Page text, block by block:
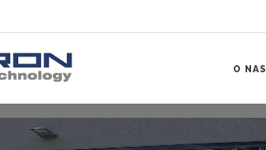
O NAS